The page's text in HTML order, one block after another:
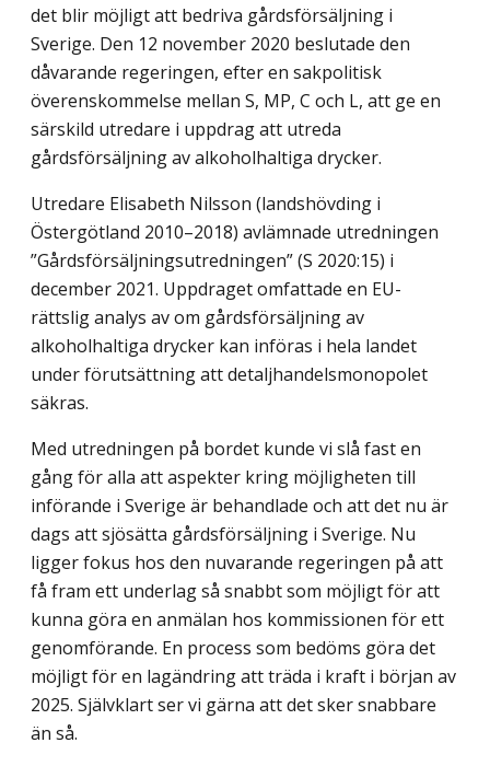
det blir möjligt att bedriva gårdsförsäljning i
Sverige. Den 12 november 2020 beslutade den
dåvarande regeringen, efter en sak­politisk
överenskommelse mellan S, MP, C och L, att ge en
särskild utredare i uppdrag att utreda
gårdsförsäljning av alkoholhaltiga drycker.
Utredare Elisabeth Nilsson (landshövding i
Östergötland 2010–2018) avlämnade utredningen
”Gårdsförsäljningsutredningen” (S 2020:15) i
december 2021. Uppdraget omfattade en EU-
rättslig analys av om gårdsförsäljning av
alkoholhaltiga drycker kan införas i hela landet
under förutsättning att detaljhandelsmonopolet
säkras.
Med utredningen på bordet kunde vi slå fast en
gång för alla att aspekter kring möjligheten till
införande i Sverige är behandlade och att det nu är
dags att sjösätta gårdsförsäljning i Sverige. Nu
ligger fokus hos den nuvarande regeringen på att
få fram ett underlag så snabbt som möjligt för att
kunna göra en anmälan hos kommissionen för ett
genomförande. En process som bedöms göra det
möjligt för en lagändring att träda i kraft i början av
2025. Självklart ser vi gärna att det sker snabbare
än så.